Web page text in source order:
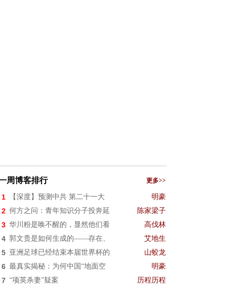
周博客排行 更多>>
1 【深度】预测中共 第二十一大 明豪
2 何方之问：青年知识分子投奔延 陈家梁子
3 华川粉是唤不醒的，显然他们看 高伐林
4 郭文贵是如何生成的——存在、 艾地生
5 亚洲足球已经结束本届世界杯的 山蛟龙
6 最真实揭秘：为何中国“地面空 明豪
7 “项英杀妻”疑案 历程历程